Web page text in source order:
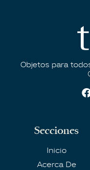
Objetos para
Secciones
Inicio
Acerca De